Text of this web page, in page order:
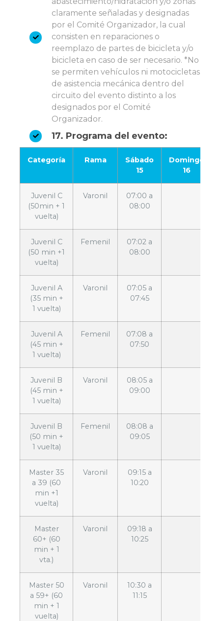
claramente señaladas y designadas
por el Comité Organizador, la cual
consisten en reparaciones o
reemplazo de partes de bicicleta y/o
bicicleta en caso de ser necesario. *No
se permiten vehículos ni motocicletas
de asistencia mecánica dentro del
circuito del evento distinto a los
designados por el Comité
Organizador.
17. Programa del evento:
Categoría Rama
Sábado
15
Domingo
16
Juvenil C
(50min + 1
vuelta)
Varonil
07:00 a
08:00
Juvenil C
(50 min +1
vuelta)
Femenil
07:02 a
08:00
Juvenil A
(35 min +
1 vuelta)
Varonil
07:05 a
07:45
Juvenil A
(45 min +
1 vuelta)
Femenil
07:08 a
07:50
Juvenil B
(45 min +
1 vuelta)
Varonil
08:05 a
09:00
Juvenil B
(50 min +
1 vuelta)
Femenil
08:08 a
09:05
Master 35
a 39 (60
min +1
vuelta)
Varonil
09:15 a
10:20
Master
60+ (60
min + 1
vta.)
Varonil
09:18 a
10:25
Master 50
a 59+ (60
min + 1
vuelta)
Varonil
10:30 a
11:15